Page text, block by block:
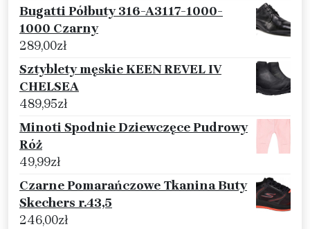
Bugatti Półbuty 316-A3117-1000-
1000 Czarny
289,00zł
Sztyblety męskie KEEN REVEL IV
CHELSEA
489,95zł
Minoti Spodnie Dziewczęce Pudrowy
Róż
49,99zł
Czarne Pomarańczowe Tkanina Buty
Skechers r.43,5
246,00zł